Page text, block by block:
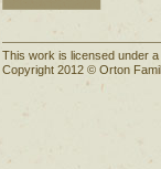
This work is licensed under
Copyright 2012 © Orton